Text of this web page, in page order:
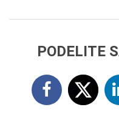
PODELITE